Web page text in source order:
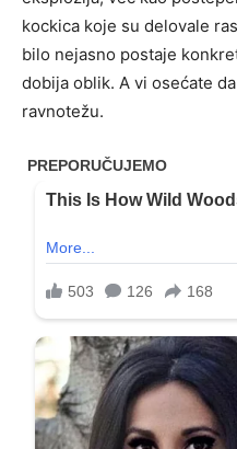
kockica koje su delovale
bilo nejasno postaje
dobija oblik. A vi osećate
ravnotežu.